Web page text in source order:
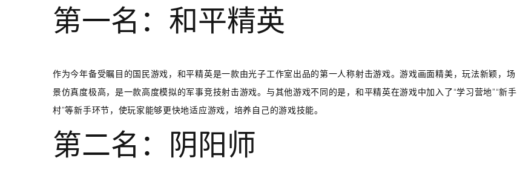
第一名：和平精英
作为今年备受瞩目的国民游戏，和平精英是一款由光子工作室出品的第一人称射击游戏。游戏画面精美，玩法新颖，场
景仿真度极高，是一款高度模拟的军事竞技射击游戏。与其他游戏不同的是，和平精英在游戏中加入了“学习营地”“新手
村”等新手环节，使玩家能够更快地适应游戏，培养自己的游戏技能。
第二名：阴阳师